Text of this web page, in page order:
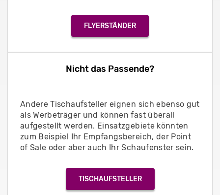
FLYERSTÄNDER
Nicht das Passende?
Andere Tischaufsteller eignen sich ebenso gut
als Werbeträger und können fast überall
aufgestellt werden. Einsatzgebiete könnten
zum Beispiel Ihr Empfangsbereich, der Point
of Sale oder aber auch Ihr Schaufenster sein.
TISCHAUFSTELLER